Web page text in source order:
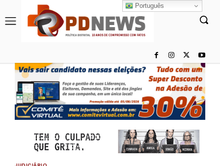
Português